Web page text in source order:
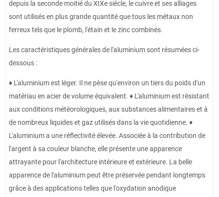
depuis la seconde moitié du XIXe siècle, le cuivre et ses alliages
sont utilisés en plus grande quantité que tous les métaux non
ferreux tels que le plomb, l'étain et le zinc combinés.
Les caractéristiques générales de l'aluminium sont résumées ci-
dessous :
♦ L'aluminium est léger. Il ne pèse qu'environ un tiers du poids d'un
matériau en acier de volume équivalent. ♦ L'aluminium est résistant
aux conditions météorologiques, aux substances alimentaires et à
de nombreux liquides et gaz utilisés dans la vie quotidienne. ♦
L'aluminium a une réflectivité élevée. Associée à la contribution de
l'argent à sa couleur blanche, elle présente une apparence
attrayante pour l'architecture intérieure et extérieure. La belle
apparence de l'aluminium peut être préservée pendant longtemps
grâce à des applications telles que l'oxydation anodique